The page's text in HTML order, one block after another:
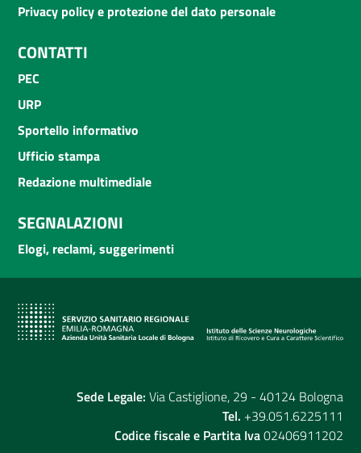
Privacy policy e protezione del dato personale
CONTATTI
PEC
URP
Sportello informativo
Ufficio stampa
Redazione multimediale
SEGNALAZIONI
Elogi, reclami, suggerimenti
Sede Legale: Via Castiglione, 29 - 40124 Bologna
Tel. +39.051.6225111
Codice fiscale e Partita Iva02406911202